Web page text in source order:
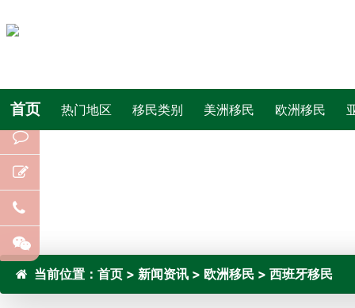
首页 热门地区 移民类别 美洲移民 欧洲移民
当前位置： 首页 > 新闻资讯 > 欧洲移民 > 西班牙移民